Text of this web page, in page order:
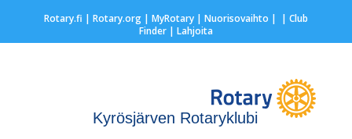
Rotary.fi | Rotary.org| MyRotary | Nuorisovaihto | | Club
Finder| Lahjoita
Kyrösjärven Rotaryklubi